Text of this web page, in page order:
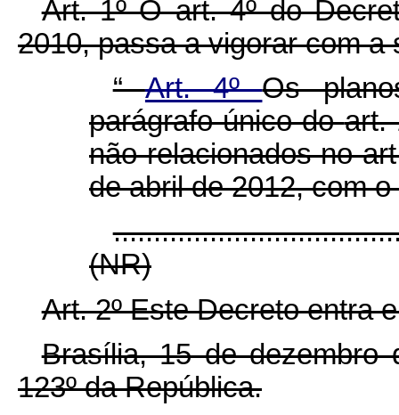
Art. 1º O art. 4º do
2010, passa a vigorar com a
“Art. 4ºOs
parágrafo único doart.
não relacionados no
de abril de 2012, com
(NR)
Art. 2º Este Decreto entra
Brasília, 15 de dezembro
123º da República.